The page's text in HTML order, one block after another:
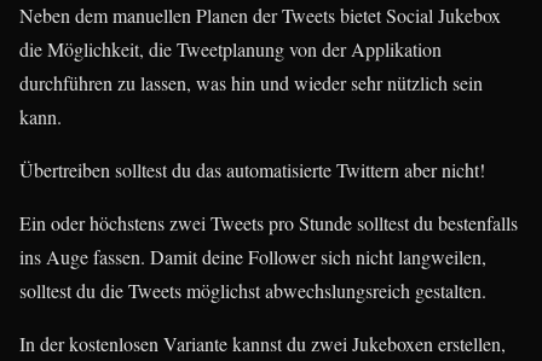
Neben dem manuellen Planen der Tweets bietet Social Jukebox
die Möglichkeit, die Tweetplanung von der Applikation
durchführen zu lassen, was hin und wieder sehr nützlich sein
kann.
Übertreiben solltest du das automatisierte Twittern aber nicht!
Ein oder höchstens zwei Tweets pro Stunde solltest du bestenfalls
ins Auge fassen. Damit deine Follower sich nicht langweilen,
solltest du die Tweets möglichst abwechslungsreich gestalten.
In der kostenlosen Variante kannst du zwei Jukeboxen erstellen,